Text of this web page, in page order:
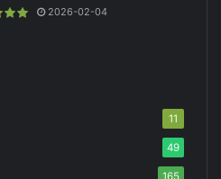
2026-02-04
11
49
165